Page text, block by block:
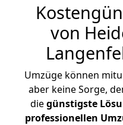
von
Umzüge können
aber keine Sorge,
diegünstigste
professionellen